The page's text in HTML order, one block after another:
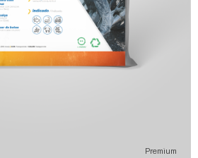
Premium